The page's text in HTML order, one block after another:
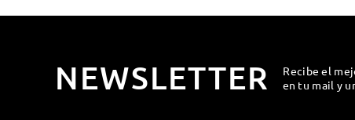
NEWSLETTER
Recibe el
en tu mail y